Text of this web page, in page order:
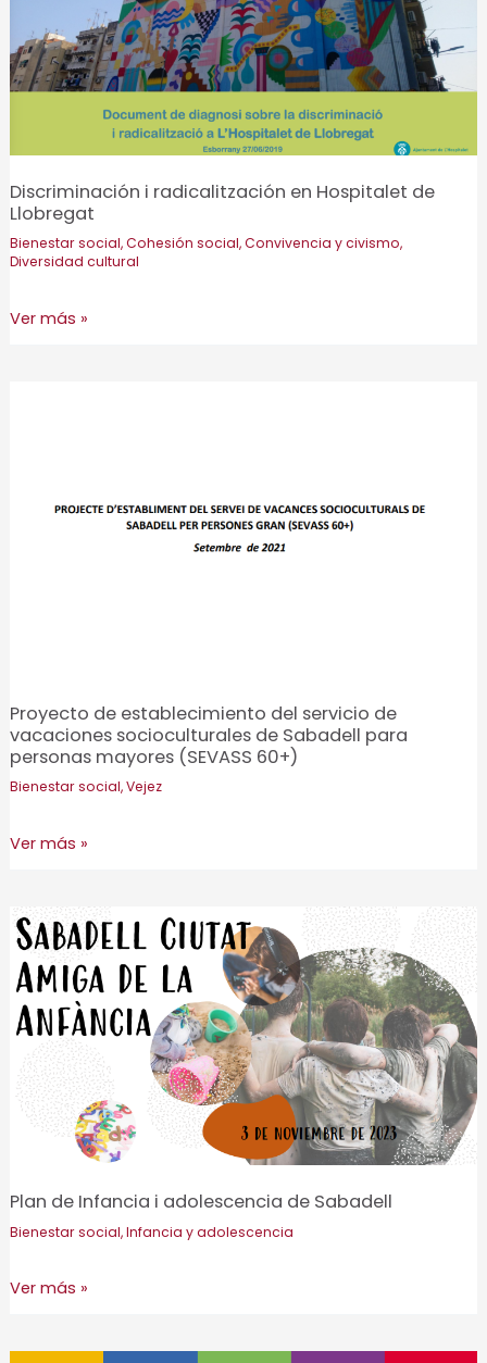
escolar
en
en
la
comarca
del
Llobregat
Discriminación i radicalitzación en Hospitalet de
Llobregat
Bienestar social,Cohesión social,Convivencia y civismo,
Diversidad cultural
Discriminación
Ver más »
Proyecto de establecimiento del servicio de
vacaciones socioculturales de Sabadell para
personas mayores (SEVASS 60+)
Bienestar social,Vejez
Proyecto
del
servicio
de
vacaciones
socioculturales
de
Sabadell
mayores
(SEVASS
Ver más »
Plan de Infancia i adolescencia de Sabadell
Bienestar social,Infancia y adolescencia
Plan
Infancia
Ver más »